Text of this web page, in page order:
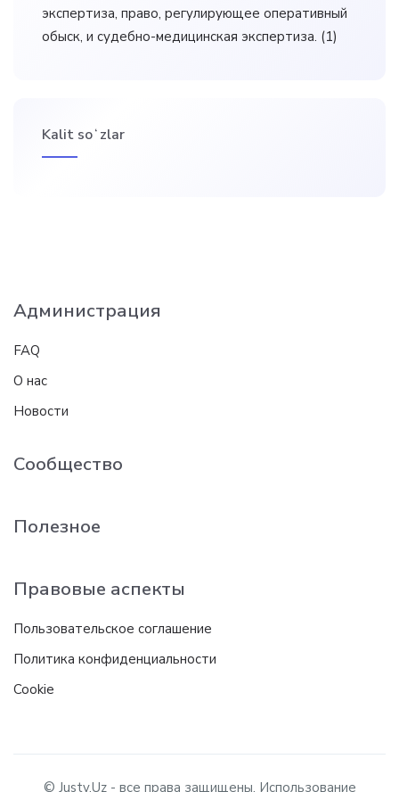
экспертиза, право, регулирующее оперативный
обыск, и судебно-медицинская экспертиза. (1)
Kalit soʻzlar
Администрация
FAQ
О нас
Новости
Сообщество
Полезное
Правовые аспекты
Пользовательское соглашение
Политика конфиденциальности
Cookie
© Justy.Uz - все права защищены. Использование